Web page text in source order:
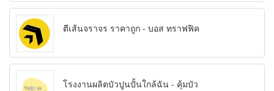
ตีเส้นจราจร ราคาถูก - บอส ทราฟฟิค
โรงงานผลิตบัวปูนปั้นใกล้ฉัน - คุ้มบัว